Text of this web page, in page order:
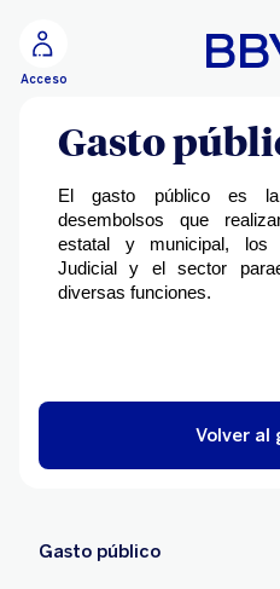
Acceso
Gasto
El gasto público es
desembolsos que
estatal y municipal, los
Judicial y el sector
diversas funciones.
Volver al
Gasto público